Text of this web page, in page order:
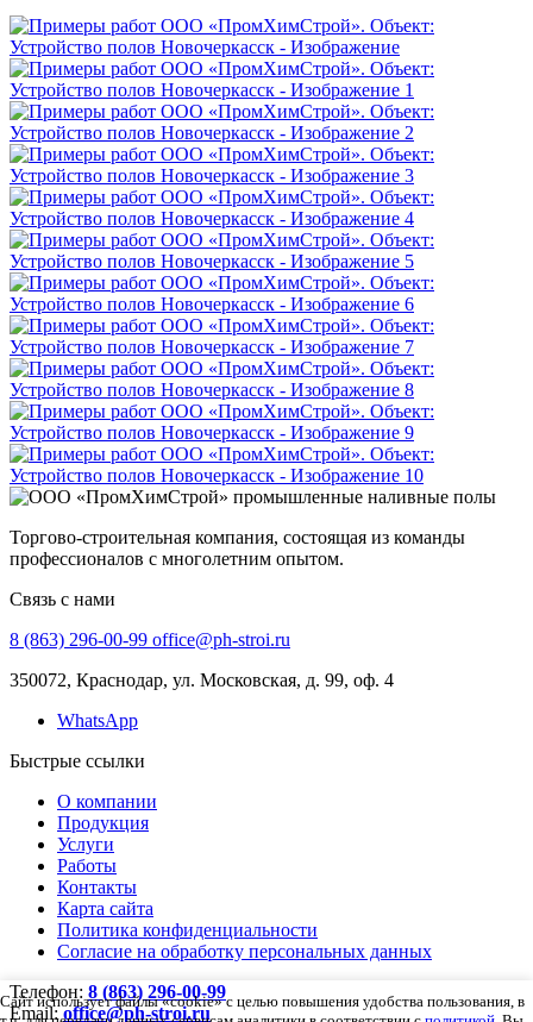
Торгово-строительная компания, состоящая из команды
профессионалов с многолетним опытом.
Связь с нами
8 (863) 296-00-99 office@ph-stroi.ru
350072, Краснодар, ул. Московская, д. 99, оф. 4
WhatsApp
Быстрые ссылки
О компании
Продукция
Услуги
Работы
Контакты
Карта сайта
Политика конфиденциальности
Согласие на обработку персональных данных
Телефон: 8 (863) 296-00-99
Email: office@ph-stroi.ru
Сайт использует файлы «cookie» с целью повышения удобства пользования, в